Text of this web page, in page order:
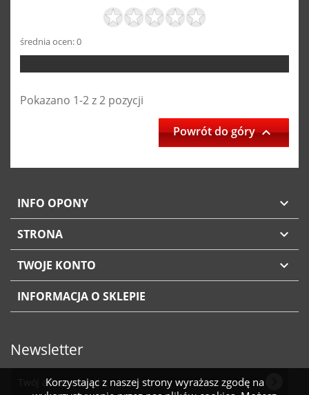
średnia ocen: 0
Pokazano 1-2 z 2 pozycji
Powrót do góry
INFO OPONY 
STRONA 
TWOJE KONTO 
INFORMACJA O SKLEPIE
Newsletter
Korzystając z naszej strony wyrażasz zgodę na